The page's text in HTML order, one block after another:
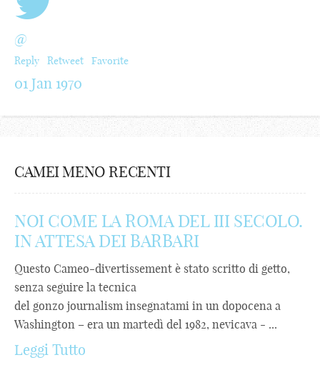
@
Reply Retweet Favorite
01 Jan 1970
CAMEI MENO RECENTI
NOI COME LA ROMA DEL III SECOLO.
IN ATTESA DEI BARBARI
Questo Cameo-divertissement è stato scritto di getto,
senza seguire la tecnica
del gonzo journalism insegnatami in un dopocena a
Washington – era un martedì del 1982, nevicava - ...
Leggi Tutto